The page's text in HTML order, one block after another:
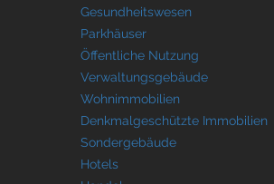
Gesundheitswesen
Parkhäuser
Öffentliche Nutzung
Verwaltungsgebäude
Wohnimmobilien
Denkmalgeschützte Immobilien
Sondergebäude
Hotels